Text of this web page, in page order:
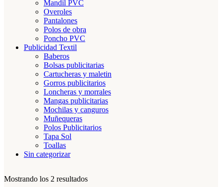
Mandil PVC
Overoles
Pantalones
Polos de obra
Poncho PVC
Publicidad Textil
Baberos
Bolsas publicitarias
Cartucheras y maletin
Gorros publicitarios
Loncheras y morrales
Mangas publicitarias
Mochilas y canguros
Muñequeras
Polos Publicitarios
Tapa Sol
Toallas
Sin categorizar
Mostrando los 2 resultados